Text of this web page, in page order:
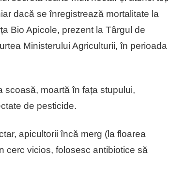
dacă se înregistrează mortalitate la
Bio Apicole, prezent la Târgul de
Ministerului Agriculturii, în perioada
scoasă, moartă în fața stupului,
de pesticide.
apicultorii încă merg (la floarea
cerc vicios, folosesc antibiotice să